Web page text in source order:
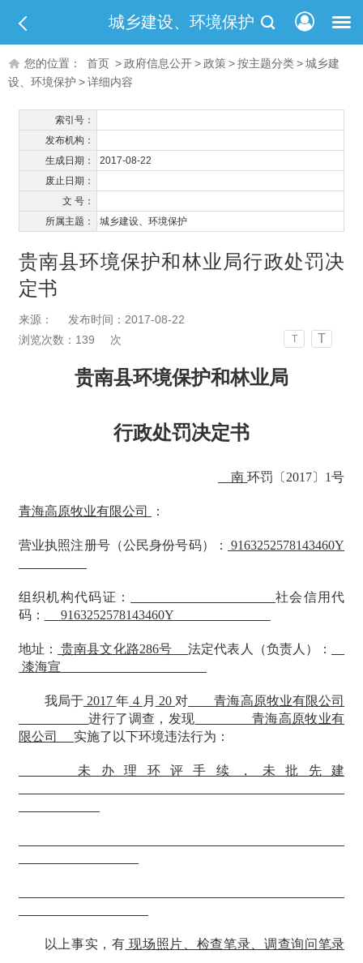
城乡建设、环境保护
您的位置： 首页 >政府信息公开>政策>按主题分类>城乡建
设、环境保护 >详细内容
索引号：
发布机构：
生成日期：
2017-08-22
废止日期：
文 号：
所属主题：
城乡建设、环境保护
贵南县环境保护和林业局行政处罚决
定书
来源：
发布时间：2017-08-22
浏览次数： 139 次 T T
贵南县环境保护和林业局
行政处罚决定书
南 环罚〔 2017〕1号
青海高原牧业有限公司 ：
营业执照注册号（公民身份号码）： 9163252578143460Y
组织机构代码证：
社会信用代
码：
9163252578143460Y
地址： 贵南县文化路286号法定代表人（负责人）：
漆海宣
我局于 2017年 4 月 20 对
青海高原牧业有限公司
进行了调查，发现
青海高原牧业有
限公司
实施了以下环境违法行为：
未办理环评手续，未批先建
以上事实，有 现场照片、检查笔录、调查询问笔录